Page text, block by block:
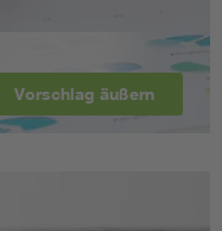
Vorschlag äußern